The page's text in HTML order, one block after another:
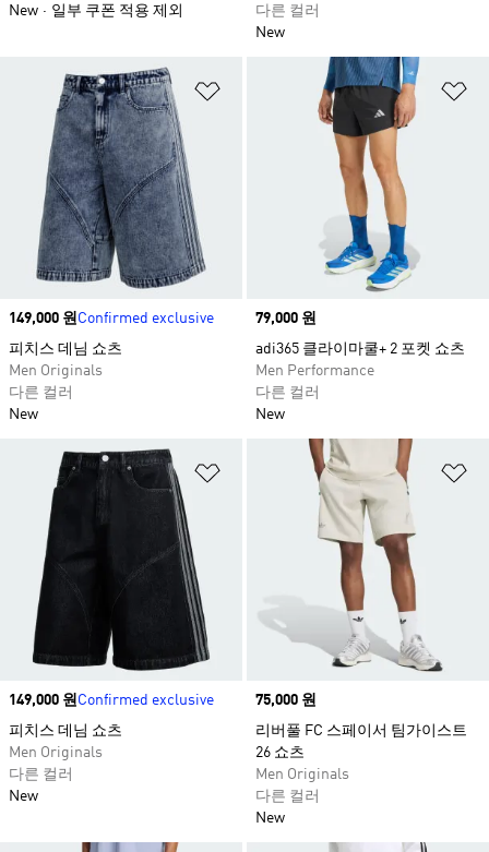
New
일부 쿠폰 적용 제외
다른 컬러
New
위시리스트 담기
Price
149,000 원Confirmed exclusive
피치스 데님 쇼츠​
Men Originals
다른 컬러
New
Price
79,000 원
adi365 클라이마쿨+ 2 포켓 쇼츠
Men Performance
다른 컬러
New
위시리스트 담기
Price
149,000 원Confirmed exclusive
피치스 데님 쇼츠​
Men Originals
다른 컬러
New
Price
75,000 원
리버풀 FC 스페이서 팀가이스트
26 쇼츠
Men Originals
다른 컬러
New